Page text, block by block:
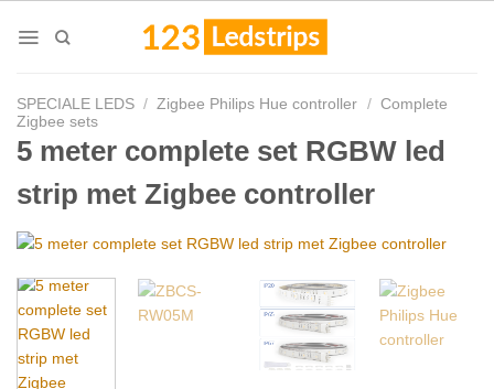
SPECIALE LEDS / Zigbee Philips Hue controller / Complete
Zigbee sets
5 meter complete set RGBW led
strip met Zigbee controller